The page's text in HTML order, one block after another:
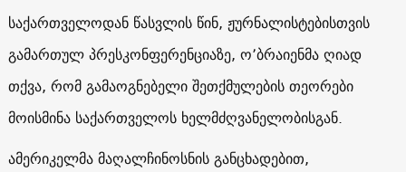
საქართველოდან წასვლის წინ, ჟურნალისტებისთვის
გამართულ პრესკონფერენციაზე, ო’ბრაიენმა ღიად
თქვა, რომ გამაოგნებელი შეთქმულების თეორები
მოისმინა საქართველოს ხელმძღვანელობისგან.
ამერიკელმა მაღალჩინოსნის განცხადებით,